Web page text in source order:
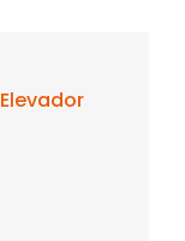
Elevador